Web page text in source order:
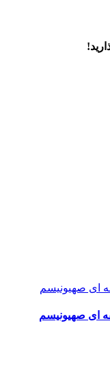
ای صهیونیسم
ای صهیونیسم